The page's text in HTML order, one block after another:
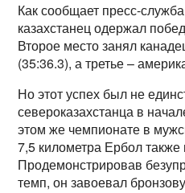
Как сообщает пресс-
казахстанец одержал
Второе место занял
(35:36.3), а третье –
Но этот успех был не
североказахстанца в
этом же чемпионате в
7,5 километра Ербол также
Продемонстрировав
темп, он завоевал